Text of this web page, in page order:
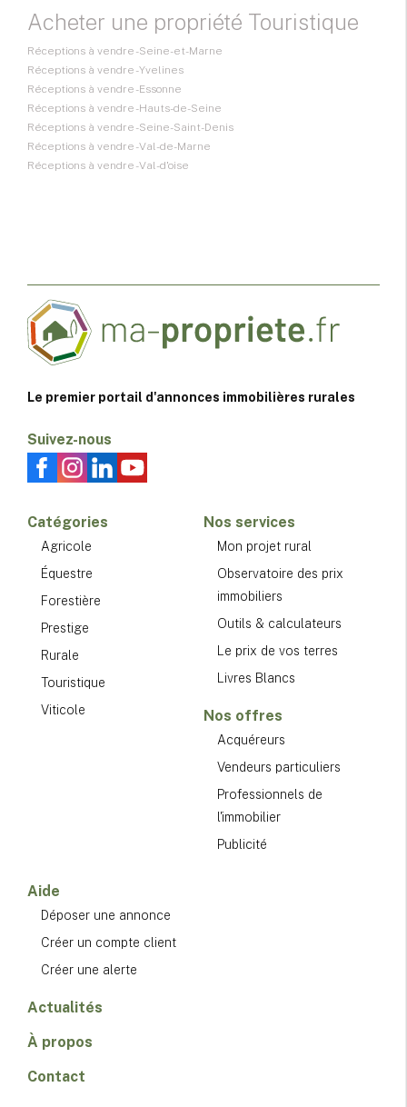
Acheter une propriété Touristique
Réceptions à vendre - Seine-et-Marne
Réceptions à vendre - Yvelines
Réceptions à vendre - Essonne
Réceptions à vendre - Hauts-de-Seine
Réceptions à vendre - Seine-Saint-Denis
Réceptions à vendre - Val-de-Marne
Réceptions à vendre - Val-d'oise
Le premier portail d'annonces immobilières rurales
Suivez-nous
Catégories
Agricole
Équestre
Forestière
Prestige
Rurale
Touristique
Viticole
Nos services
Mon projet rural
Observatoire des prix
immobiliers
Outils & calculateurs
Le prix de vos terres
Livres Blancs
Nos offres
Acquéreurs
Vendeurs particuliers
Professionnels de
l'immobilier
Publicité
Aide
Déposer une annonce
Créer un compte client
Créer une alerte
Actualités
À propos
Contact